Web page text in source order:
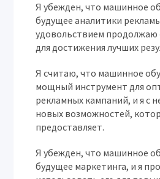
Я убежден, что машинное
будущее аналитики
удовольствием продолжаю
для достижения лучших
Я считаю, что машинное
мощный инструмент для
рекламных кампаний, и я с
новых возможностей,
предоставляет.
Я убежден, что машинное
будущее маркетинга, и я